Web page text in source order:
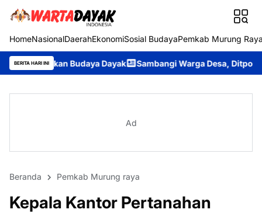
HomeNasionalDaerahEkonomiSosial BudayaPemkab Murung
BERITA HARI INI
Dayak Sambangi Warga Desa, Ditpolairud Polda
Ad
Beranda Pemkab Murung raya
Kepala Kantor Pertanahan